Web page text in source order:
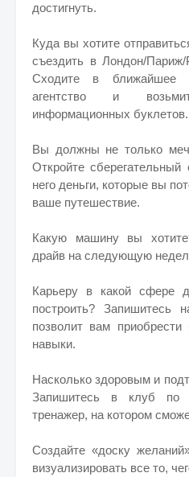
достигнуть.
Куда вы хотите
съездить в Лондон/
Сходите в ближайшее
агентство и
информационных буклетов.
Вы должны не только
Откройте
него деньги, которые вы
ваше путешествие.
Какую машину вы
драйв на следующую
Карьеру в какой сфере
построить? Запишитесь
позволит вам
навыки.
Насколько здоровым и
Запишитесь в клуб по
тренажер, на котором
Создайте «доску
визуализировать все то,